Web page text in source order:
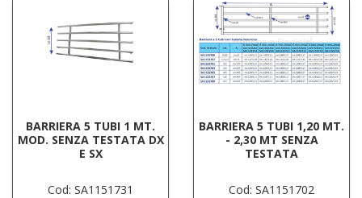
BARRIERA 5 TUBI 1 MT.
MOD. SENZA TESTATA DX
E SX
Cod: SA1151731
BARRIERA 5 TUBI 1,20 MT.
- 2,30 MT SENZA
TESTATA
Cod: SA1151702